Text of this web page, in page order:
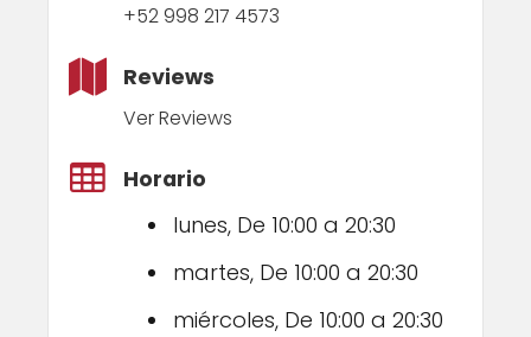
+52 998 217 4573
Reviews
Ver Reviews
Horario
lunes, De 10:00 a 20:30
martes, De 10:00 a 20:30
miércoles, De 10:00 a 20:30